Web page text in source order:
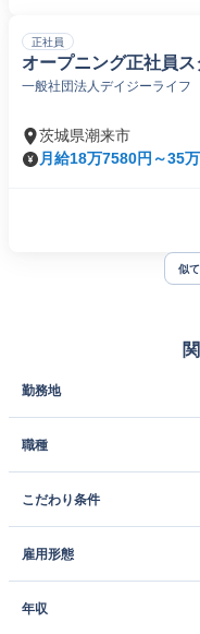
正社員
オープニング正社員
一般社団法人デイジーライフ
茨城県潮来市
月給18万7580円～35
似
勤務地
職種
こだわり条件
雇用形態
年収